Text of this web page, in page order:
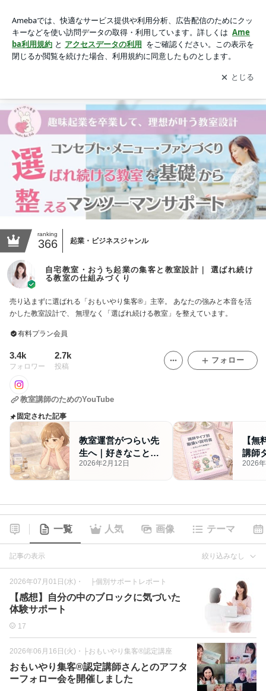
の仕組みづくり
アプリをダウンロードして ブログの更新通知
を受け取りまし
ょう。
開く
ranking
366 起業・ビジネスジャンル
自宅教室・おうち起業の集客と教室設計｜ 選ばれ続け
る教室の仕組みづくり
売り込まずに選ばれる「おもいやり集客®」主宰。 あなたの強みと本音を活
かした教室設計で、 無理なく「選ばれ続ける教室」を整えています。
有料プラン会員
3.4k
フォロワー
2.7k
投稿
フォロー
教室講師のためのYouTube
固定された記事
教室運営がつらい先
生へ｜好きなことを
仕事にしたのに今も
2026年2月12日
【無
講師
ツ｜
2026
一覧 人気 画像 テーマ
記事の表示 絞り込みなし
2026年07月01日(水) ・ ├個別サポートレポート
【感想】自分の中のブロックに気づいた
体験サポート
17
2026年06月16日(火) ・ ├おもいやり集客®認定講座
おもいやり集客®認定講師さんとのアフタ
ーフォロー会を開催しました